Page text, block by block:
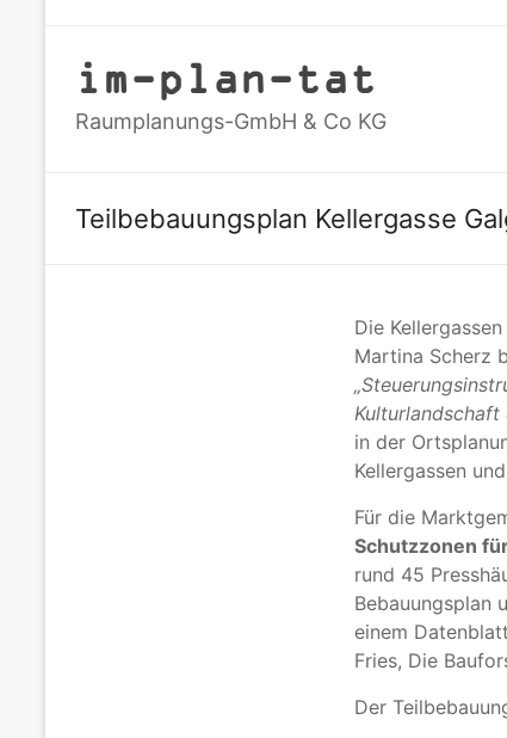
im-plan-tat
Raumplanungs-GmbH & Co KG
Teilbebauungsplan Kellergasse
Die
Martina Scherz
Kulturlandschaft
in der
Kellergassen
Für die
Schutzzonen
rund 45
Bebauungsplan
einem
Fries, Die
Der